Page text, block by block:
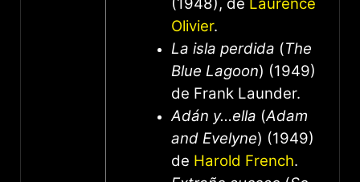
Olivier.
La isla perdida (The
Blue Lagoon) (1949)
de Frank Launder.
Adán y…ella (Adam
and Evelyne) (1949)
de Harold French.